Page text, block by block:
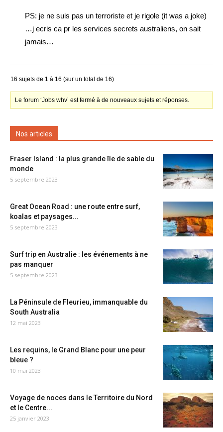
PS: je ne suis pas un terroriste et je rigole (it was a joke)
…j ecris ca pr les services secrets australiens, on sait
jamais…
16 sujets de 1 à 16 (sur un total de 16)
Le forum ‘Jobs whv’ est fermé à de nouveaux sujets et réponses.
Nos articles
Fraser Island : la plus grande île de sable du
monde
5 septembre 2023
Great Ocean Road : une route entre surf,
koalas et paysages...
5 septembre 2023
Surf trip en Australie : les événements à ne
pas manquer
5 septembre 2023
La Péninsule de Fleurieu, immanquable du
South Australia
12 mai 2023
Les requins, le Grand Blanc pour une peur
bleue ?
10 mai 2023
Voyage de noces dans le Territoire du Nord
et le Centre...
25 janvier 2023